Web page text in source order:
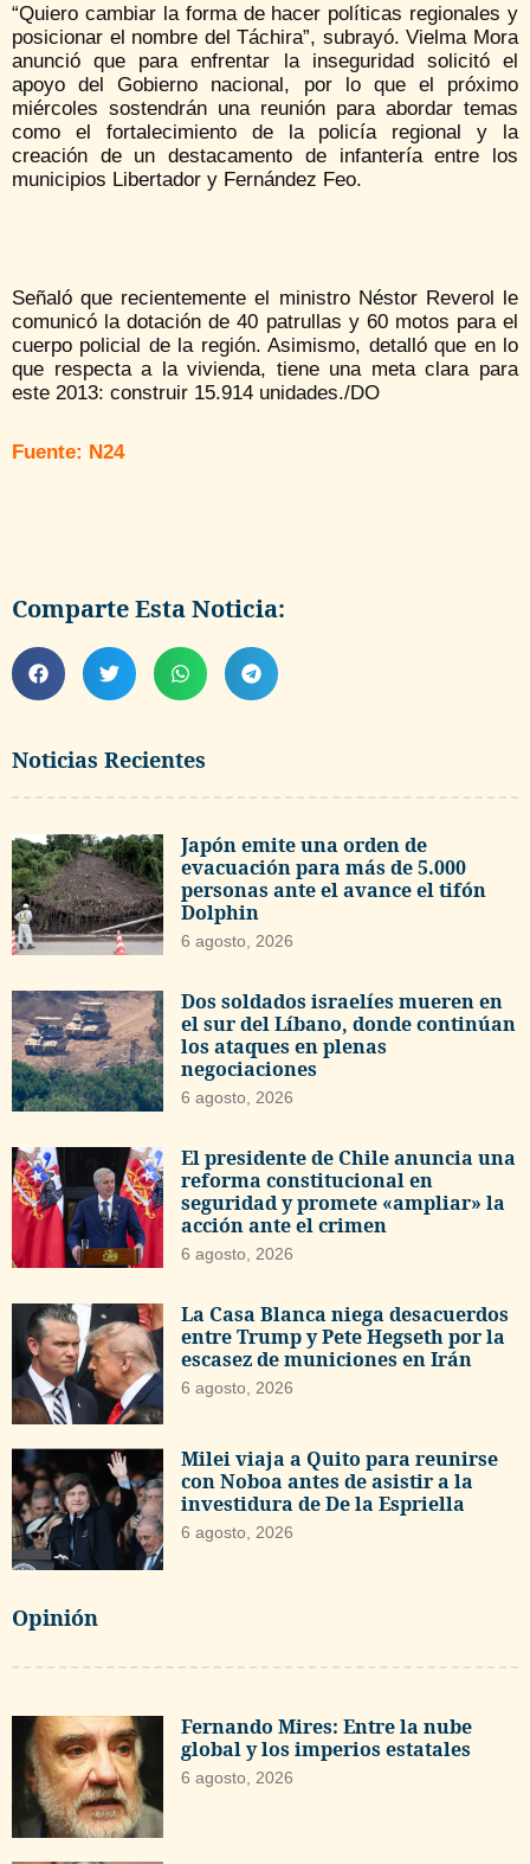
Noticias Recientes
Japón emite una orden de
evacuación para más de 5.000
personas ante el avance el tifón
Dolphin
6 agosto, 2026
Dos soldados israelíes mueren en
el sur del Líbano, donde continúan
los ataques en plenas
negociaciones
6 agosto, 2026
El presidente de Chile anuncia una
reforma constitucional en
seguridad y promete «ampliar» la
acción ante el crimen
6 agosto, 2026
La Casa Blanca niega desacuerdos
entre Trump y Pete Hegseth por la
escasez de municiones en Irán
6 agosto, 2026
Milei viaja a Quito para reunirse
con Noboa antes de asistir a la
investidura de De la Espriella
6 agosto, 2026
Opinión
Fernando Mires: Entre la nube
global y los imperios estatales
6 agosto, 2026
“Quiero cambiar la forma de hacer políticas regionales y
posicionar el nombre del Táchira”, subrayó. Vielma Mora
anunció que para enfrentar la inseguridad solicitó el
apoyo del Gobierno nacional, por lo que el próximo
miércoles sostendrán una reunión para abordar temas
como el fortalecimiento de la policía regional y la
creación de un destacamento de infantería entre los
municipios Libertador y Fernández Feo.
Señaló que recientemente el ministro Néstor Reverol le
comunicó la dotación de 40 patrullas y 60 motos para el
cuerpo policial de la región. Asimismo, detalló que en lo
que respecta a la vivienda, tiene una meta clara para
este 2013: construir 15.914 unidades./DO
Fuente: N24
Comparte Esta Noticia: